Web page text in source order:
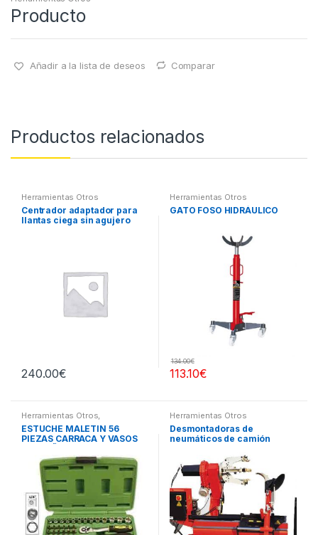
Producto
Añadir a la lista de deseos Comparar
Productos relacionados
Herramientas Otros
Centrador adaptador para
llantas ciega sin agujero
240.00€
Herramientas Otros
GATO FOSO HIDRÁULICO
113.10€
134.00€
Herramientas Otros,
Herramientas De Mano,
Herramientas De Mano,
Maletines Herramientas,
Extractores, Compresímetros,
ESTUCHE MALETIN 56
PIEZAS CARRACA Y VASOS
Herramientas Otros
Desmontadoras de
neumáticos de camión